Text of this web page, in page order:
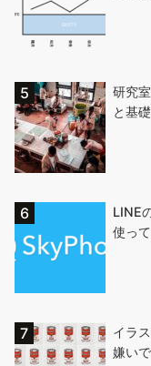
研究
と基
LINE
使っ
イラ
嫌いで